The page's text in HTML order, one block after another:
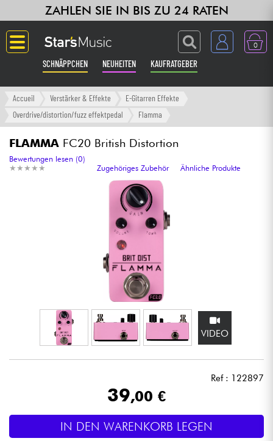
ZAHLEN SIE IN BIS ZU 24 RATEN
0
SCHNÄPPCHEN NEUHEITEN KAUFRATGEBER
Langue
Verstärker & Effekte
Mikros
Licht
Accueil Verstärker & Effekte
E-Gitarren Effekte
Overdrive/distortion/fuzz effektpedal
Flamma
FLAMMA FC20 British Distortion
★ ★ ★ ★ ★
★ ★ ★ ★ ★
Bewertungen lesen (0)
Zugehöriges Zubehör
Ähnliche Produkte
VIDEO
Ref : 122897
39,00 €
IN DEN WARENKORB LEGEN